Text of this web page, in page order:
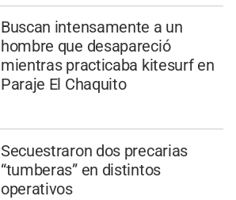
Buscan intensamente a un
hombre que desapareció
mientras practicaba kitesurf en
Paraje El Chaquito
Secuestraron dos precarias
“tumberas” en distintos
operativos